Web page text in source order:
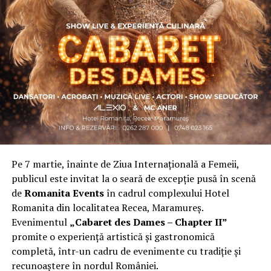
Asociația a fost fondată în 2019, dintr-un context
personal dificil, ca răspuns la întrebări despre
contribuție și sens. A crescut organic și a ajuns astăzi
una dintre cele mai mari comunități de femei
antreprenor din România, cu prezență fizică în mai
multe orașe, inclusiv la Cluj-Napoca.
„Dacă nu eu, atunci cine?”spune clujeancaCarmen
Mihalca, fondatoareaAntreprenoare.ro. Din această
întrebare s-a născut campania.
Cine a ales să fie vizibilă la Cluj
Femeile prezente la evenimentul din Cluj-Napoca
provin din domenii complet diferite. Câteva dintre ele:
Andreea Faur, specialist SEO, spune că a fi vizibilă
înseamnă să te asociezi cu brandul companiei pe care o
reprezinți și să educi publicul țintă. Mesajul ei pentru
Pe 7 martie, înainte de Ziua Internațională a Femeii,
publicul este invitat la o seară de excepție pusă în scenă
deRomanita Eventsîn cadrul complexului Hotel
Romanita din localitatea Recea, Maramureș.
Evenimentul „Cabaret des Dames – Chapter II”
promite o experiență artistică și gastronomică
completă, într-un cadru de evenimente cu tradiție și
recunoaștere în nordul României.